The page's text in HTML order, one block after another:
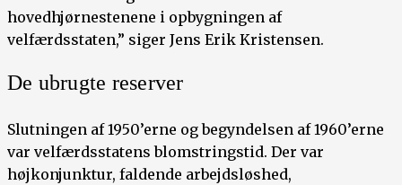
hovedhjørnestenene i opbygningen af
velfærdsstaten,” siger Jens Erik Kristensen.
De ubrugte reserver
Slutningen af 1950’erne og begyndelsen af 1960’erne
var velfærdsstatens blomstringstid. Der var
højkonjunktur, faldende arbejdsløshed,